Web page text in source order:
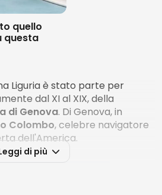
quello
questa
Liguria è stato parte per
dal XI al XIX, della
di Genova. Di Genova, in
Colombo, celebre navigatore
dell'America.
di più